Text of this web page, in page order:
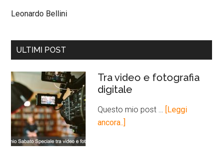
Leonardo Bellini
ULTIMI POST
Tra video e fotografia
digitale
Questo mio post … [Leggi
ancora..]